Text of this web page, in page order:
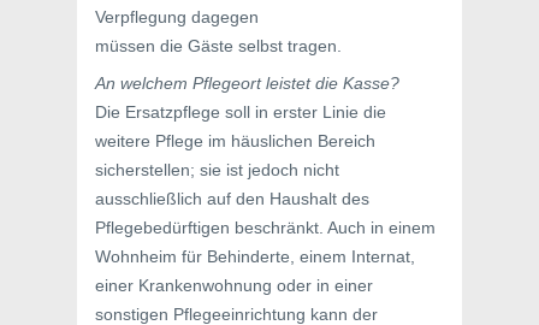
Verpflegung dagegen
müssen die Gäste selbst tragen.
An welchem Pflegeort leistet die Kasse?
Die Ersatzpflege soll in erster Linie die
weitere Pflege im häuslichen Bereich
sicherstellen; sie ist jedoch nicht
ausschließlich auf den Haushalt des
Pflegebedürftigen beschränkt. Auch in einem
Wohnheim für Behinderte, einem Internat,
einer Krankenwohnung oder in einer
sonstigen Pflegeeinrichtung kann der